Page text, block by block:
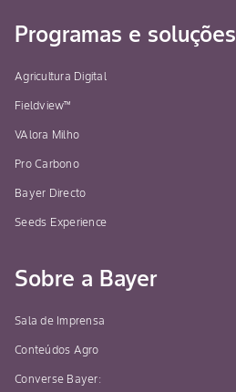
Programas e soluções
Agricultura Digital
Fieldview™
VAlora Milho
Pro Carbono
Bayer Directo
Seeds Experience
Sobre a Bayer
Sala de Imprensa
Conteúdos Agro
Converse Bayer: